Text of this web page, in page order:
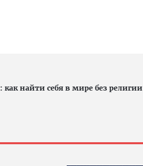
найти себя в мире без религии